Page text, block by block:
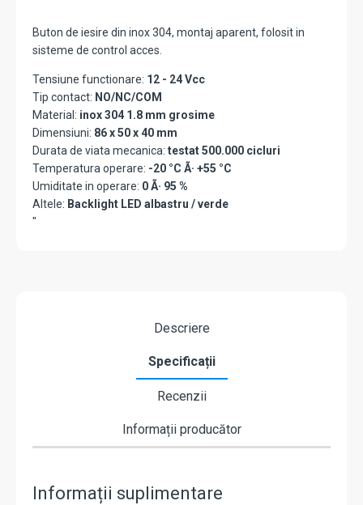
Buton de iesire din inox 304, montaj aparent, folosit in
sisteme de control acces.
Tensiune functionare: 12 - 24 Vcc
Tip contact: NO/NC/COM
Material: inox 304 1.8 mm grosime
Dimensiuni: 86 x 50 x 40 mm
Durata de viata mecanica: testat 500.000 cicluri
Temperatura operare: -20 °C Ã· +55 °C
Umiditate in operare: 0 Ã· 95 %
Altele: Backlight LED albastru / verde
"
Descriere
Specificații
Recenzii
Informații producător
Informații suplimentare